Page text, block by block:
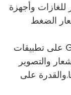
للغازات وأجهزة
الضغط
7الطب الحيوي: تحتوي مواد GaN-on-Si على تطبيقات
والتصوير
على